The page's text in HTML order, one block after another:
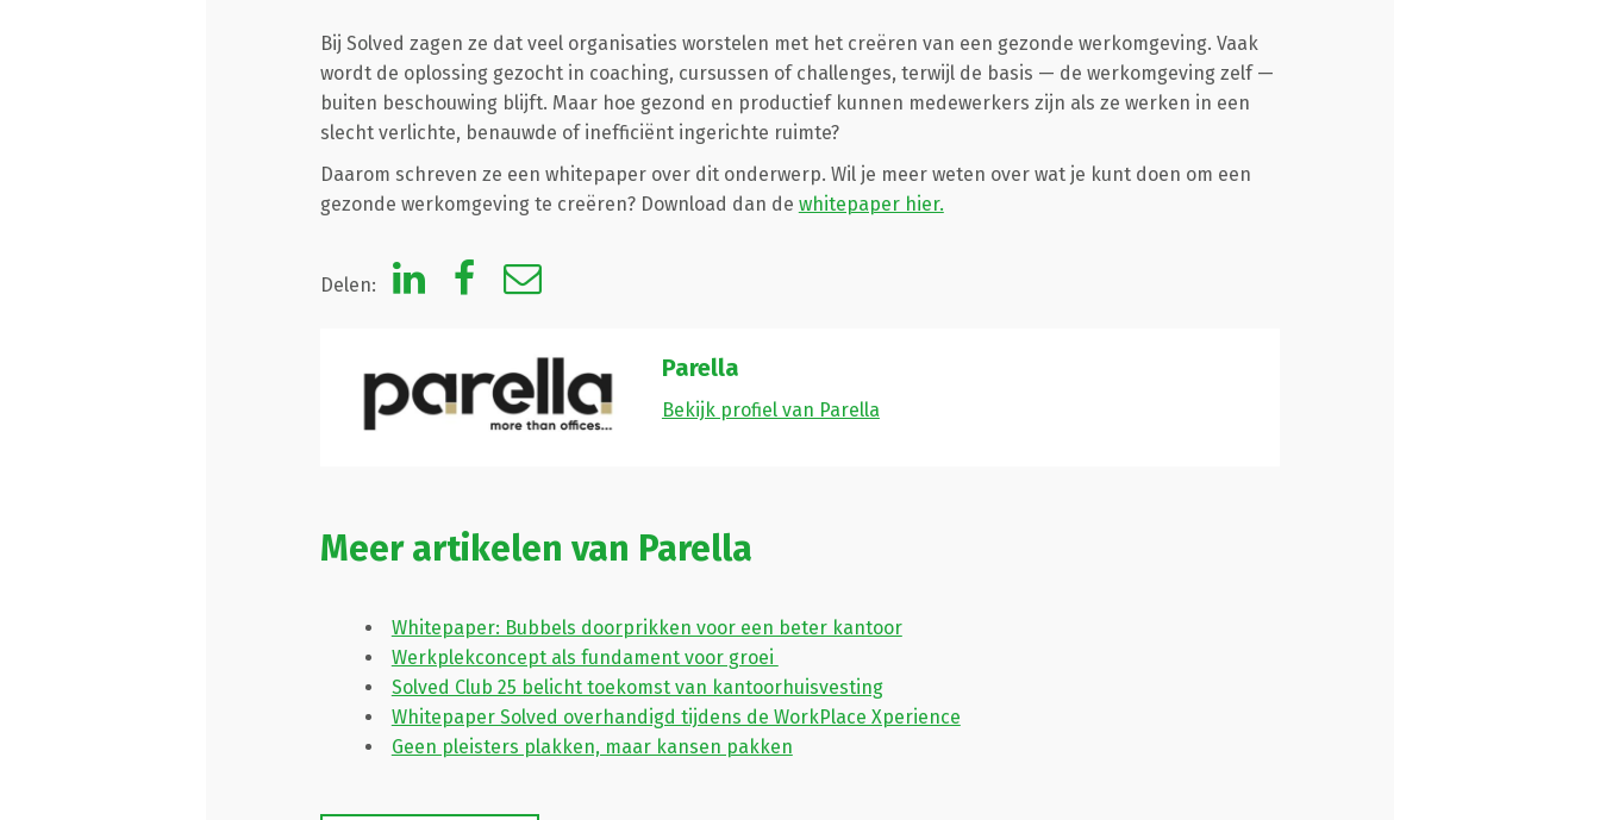
Bij Solved zagen ze dat veel organisaties worstelen met het creëren van een gezonde werkomgeving. Vaak
wordt de oplossing gezocht in coaching, cursussen of challenges, terwijl de basis — de werkomgeving zelf —
buiten beschouwing blijft. Maar hoe gezond en productief kunnen medewerkers zijn als ze werken in een
slecht verlichte, benauwde of inefficiënt ingerichte ruimte?
Daarom schreven ze een whitepaper over dit onderwerp. Wil je meer weten over wat je kunt doen om een
gezonde werkomgeving te creëren? Download dan de whitepaper hier.
Delen:
Parella
Bekijk profiel van Parella
Meer artikelen van Parella
Whitepaper: Bubbels doorprikken voor een beter kantoor
Werkplekconcept als fundament voor groei
Solved Club 25 belicht toekomst van kantoorhuisvesting
Whitepaper Solved overhandigd tijdens de WorkPlace Xperience
Geen pleisters plakken, maar kansen pakken